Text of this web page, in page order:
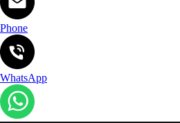
Phone
WhatsApp